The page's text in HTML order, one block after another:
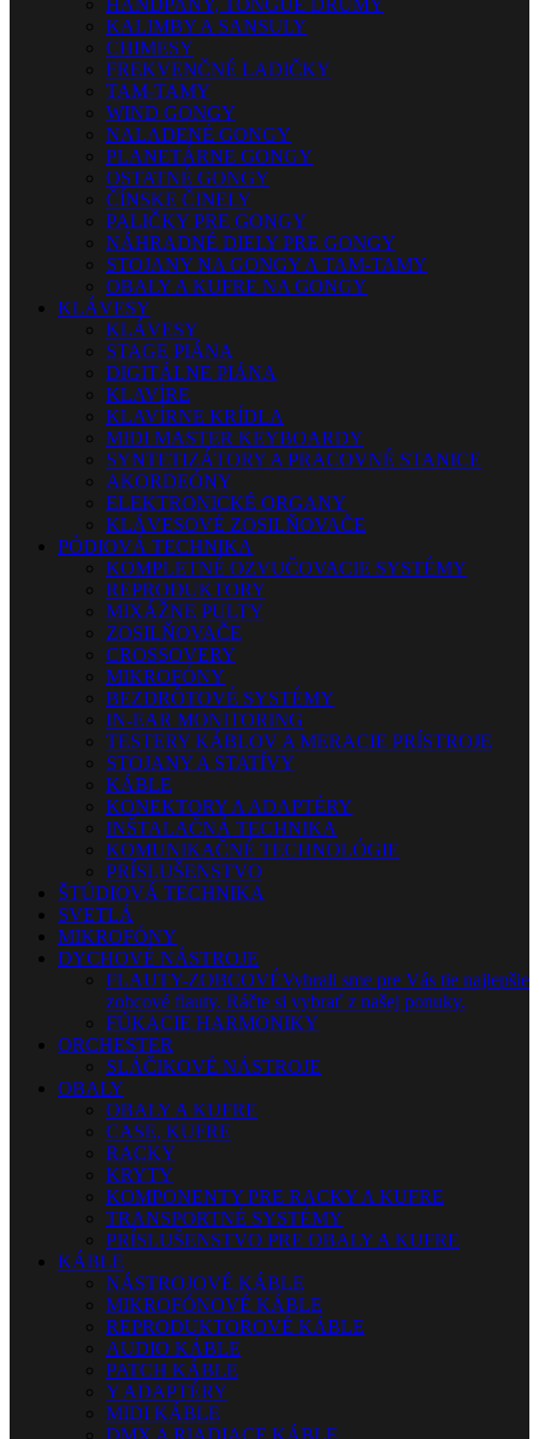
HANDPANY, TONGUE DRUMY
KALIMBY A SANSULY
CHIMESY
FREKVENČNÉ LADIČKY
TAM-TAMY
WIND GONGY
NALADENÉ GONGY
PLANETÁRNE GONGY
OSTATNÉ GONGY
ČÍNSKE ČINELY
PALIČKY PRE GONGY
NÁHRADNÉ DIELY PRE GONGY
STOJANY NA GONGY A TAM-TAMY
OBALY A KUFRE NA GONGY
KLÁVESY
KLÁVESY
STAGE PIÁNA
DIGITÁLNE PIÁNA
KLAVÍRE
KLAVÍRNE KRÍDLA
MIDI MASTER KEYBOARDY
SYNTETIZÁTORY A PRACOVNÉ STANICE
AKORDEÓNY
ELEKTRONICKÉ ORGANY
KLÁVESOVÉ ZOSILŇOVAČE
PÓDIOVÁ TECHNIKA
KOMPLETNÉ OZVUČOVACIE SYSTÉMY
REPRODUKTORY
MIXÁŽNE PULTY
ZOSILŇOVAČE
CROSSOVERY
MIKROFÓNY
BEZDRÔTOVÉ SYSTÉMY
IN-EAR MONITORING
TESTERY KÁBLOV A MERACIE PRÍSTROJE
STOJANY A STATÍVY
KÁBLE
KONEKTORY A ADAPTÉRY
INŠTALAČNÁ TECHNIKA
KOMUNIKAČNÉ TECHNOLÓGIE
PRÍSLUŠENSTVO
ŠTÚDIOVÁ TECHNIKA
SVETLÁ
MIKROFÓNY
DYCHOVÉ NÁSTROJE
FLAUTY-ZOBCOVÉVybrali sme pre Vás tie najlepšie
zobcové flauty. Ráčte si vybrať z našej ponuky.
FÚKACIE HARMONIKY
ORCHESTER
SLÁČIKOVÉ NÁSTROJE
OBALY
OBALY A KUFRE
CASE, KUFRE
RACKY
KRYTY
KOMPONENTY PRE RACKY A KUFRE
TRANSPORTNÉ SYSTÉMY
PRÍSLUŠENSTVO PRE OBALY A KUFRE
KÁBLE
NÁSTROJOVÉ KÁBLE
MIKROFÓNOVÉ KÁBLE
REPRODUKTOROVÉ KÁBLE
AUDIO KÁBLE
PATCH KÁBLE
Y ADAPTÉRY
MIDI KÁBLE
DMX A RIADIACE KÁBLE